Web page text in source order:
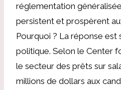
réglementation
persistent et prospèrent
Pourquoi ? La réponse est
politique. Selon le Center
le secteur des prêts sur
millions de dollars aux